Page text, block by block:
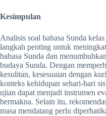
Kesimpulan
Analisis soal bahasa Sunda
langkah penting untuk
bahasa Sunda dan
budaya Sunda. Dengan
kesulitan, kesesuaian dengan
konteks kehidupan sehari-hari
ujian dapat menjadi instrumen
bermakna. Selain itu,
masa mendatang perlu